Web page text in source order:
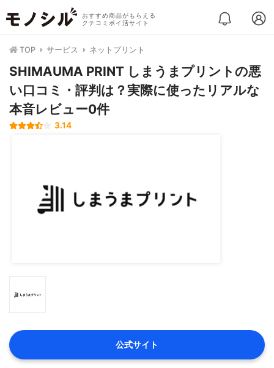
おすすめ商品がもらえる
クチコミポイ活サイト
TOP サービス ネットプリント
SHIMAUMA PRINT しまうまプリントの悪
い口コミ・評判は？実際に使ったリアルな
本音レビュー0件
3.14
公式サイト